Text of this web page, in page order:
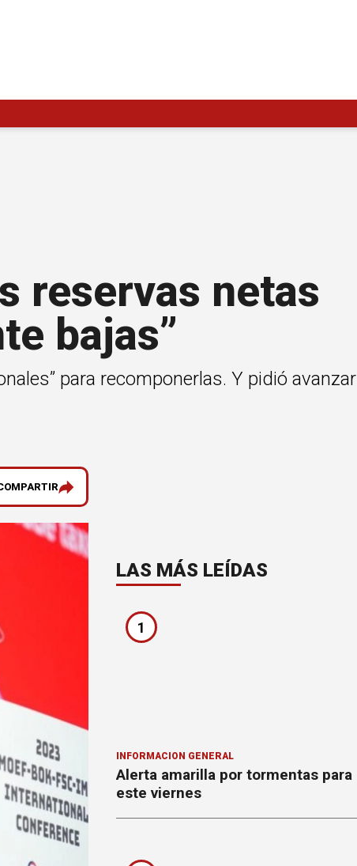
reservas netas
bajas”
para recomponerlas. Y pidió avanzar
LAS MÁS LEÍDAS
1
INFORMACION GENERAL
Alerta amarilla por tormentas para
este viernes